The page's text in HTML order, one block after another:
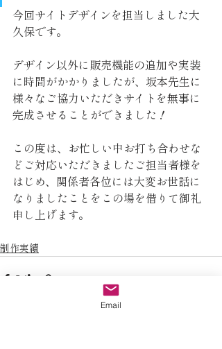
今回サイトデザインを担当しました大
久保です。
デザイン以外に販売機能の追加や実装
に時間がかかりましたが、坂本先生に
様々なご協力いただきサイトを無事に
完成させることができました！
この度は、お忙しい中お打ち合わせな
どご対応いただきましたご担当者様を
はじめ、関係者各位には大変お世話に
なりましたことをこの場を借りて御礼
申し上げます。
制作実績
Email